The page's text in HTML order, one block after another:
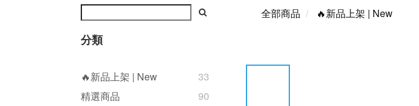
分類
🔥新品上架 | New
33
精選商品
90
全部商品 🔥新品上架 | New